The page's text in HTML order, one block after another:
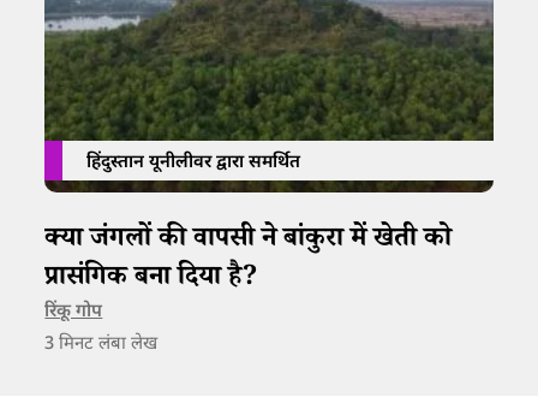
हिंदुस्तान यूनीलीवर द्वारा समर्थित
क्या जंगलों की वापसी ने बांकुरा में खेती को
प्रासंगिक बना दिया है?
रिंकू गोप
3 मिनट लंबा लेख